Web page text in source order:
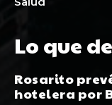
Lo que
Rosarito
hotelera por